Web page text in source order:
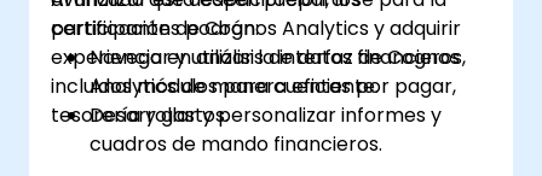
certificación de Cognos Analytics y adquirir
experiencia en análisis de datos financieros,
incluidos módulos para cuentas por pagar,
tesorería y gastos.
participantes podrán:
Navegar y utilizar la interfaz de Cognos
Analytics de manera eficiente.
Desarrollar y personalizar informes y
cuadros de mando financieros.